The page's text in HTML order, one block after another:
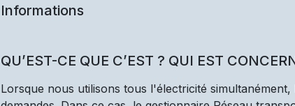
Informations
QU’EST-CE QUE C’EST ? QUI EST
Lorsque nous utilisons tous l'électricité